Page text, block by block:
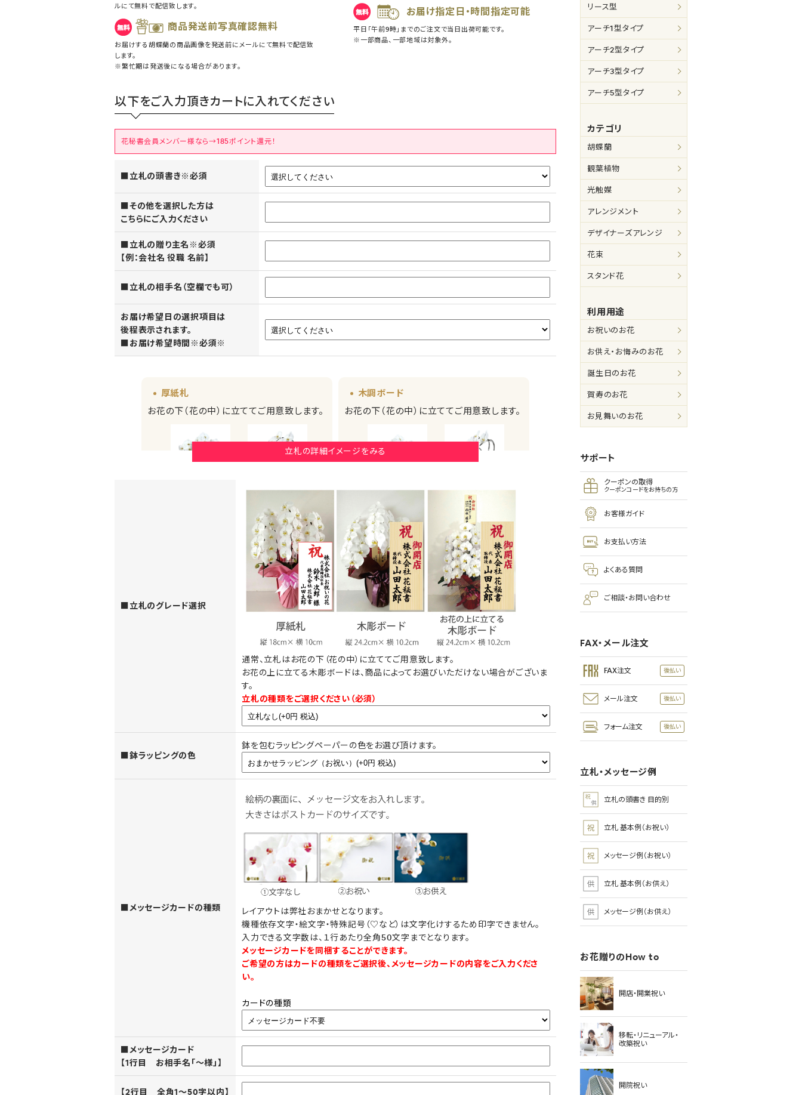
ルにて無料で配信致します。
商品発送前写真確認無料
お届けする胡蝶蘭の商品画像を発送前にメールにて無料で配信致
します。
※繁忙期は発送後になる場合があります。
お届け指定日・時間指定可能
平日「午前9時」までのご注文で当日出荷可能です。
※一部商品、一部地域は対象外。
以下をご入力頂きカートに入れてください
花秘書会員メンバー様なら→185ポイント還元！
■立札の頭書き※必須
■その他を選択した方は
こちらにご入力ください
■立札の贈り主名※必須
【例：会社名 役職 名前】
■立札の相手名（空欄でも可）
お届け希望日の選択項目は
後程表示されます。
■お届け希望時間※必須※
厚紙札
お花の下（花の中）に立ててご用意致します。
厚紙札
（横からみたイメージ）
木調ボード
お花の下（花の中）に立ててご用意致します。
木調ボード
（正面からみたイメージ）
木調ボード
（横からみたイメージ）
お花の上に立てる木彫ボード
商品によってお選びいただけない場合がござ
お花の上に立てる木調ボード
（正面からみたイメージ）
画像はイメージです。（こちらの商品は3本立ち30
輪の胡蝶蘭です。）
実際にご注文いただくお花の規格により、立札の
見え方が異なりますこと予めご了承ください。
発送のご案内時に配信される画像は、お花をメイ
ンに正面から撮影した画像の配信となります。
お花の下（花の中）に立てた場合は立札内容が見
えにくい場合もございます。
尚、実際の胡蝶蘭はアーチ状になっておりますの
立札の詳細イメージをみる
■立札のグレード選択
通常、立札はお花の下（花の中）に立ててご用意致します。
お花の上に立てる木彫ボードは、商品によってお選びいただけない場合がございま
す。
立札の種類をご選択ください（必須）
■鉢ラッピングの色
鉢を包むラッピングペーパーの色をお選び頂けます。
■メッセージカードの種類
レイアウトは弊社おまかせとなります。
機種依存文字・絵文字・特殊記号（♡など）は文字化けするため印字できません。
入力できる文字数は、１行あたり全角50文字までとなります。
メッセージカードを同梱することができます。
ご希望の方はカードの種類をご選択後、メッセージカードの内容をご入力くださ
い。
カードの種類
■メッセージカード
【1行目 お相手名「～様」】
【2行目 全角1～50字以内】
リース型
アーチ1型タイプ
アーチ2型タイプ
アーチ3型タイプ
アーチ5型タイプ
カテゴリ
胡蝶蘭
観葉植物
光触媒
アレンジメント
デザイナーズアレンジ
花束
スタンド花
利用用途
お祝いのお花
お供え・お悔みのお花
誕生日のお花
賀寿のお花
お見舞いのお花
サポート
クーポンの取得
クーポンコードをお持ちの方
お客様ガイド
お支払い方法
よくある質問
ご相談・お問い合わせ
FAX・メール注文
FAX注文
メール注文
フォーム注文
立札・メッセージ例
立札の頭書き 目的別
立札 基本例（お祝い）
メッセージ例（お祝い）
立札 基本例（お供え）
メッセージ例（お供え）
お花贈りのHow to
開店・開業祝い
移転・リニューアル・
改築祝い
開院祝い